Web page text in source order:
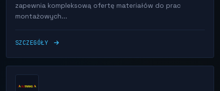
zapewnia kompleksową ofertę materiałów do prac
montażowych...
SZCZEGÓŁY